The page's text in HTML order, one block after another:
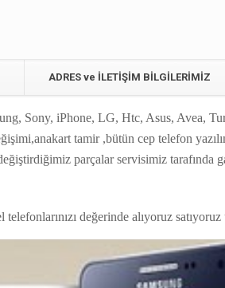
ADRES ve İLETİŞİM BİLGİLERİMİZ
Sony, iPhone, LG, Htc, Asus, Avea,
tamir ,bütün cep telefon
parçalar servisimiz tarafında
değerinde alıyoruz